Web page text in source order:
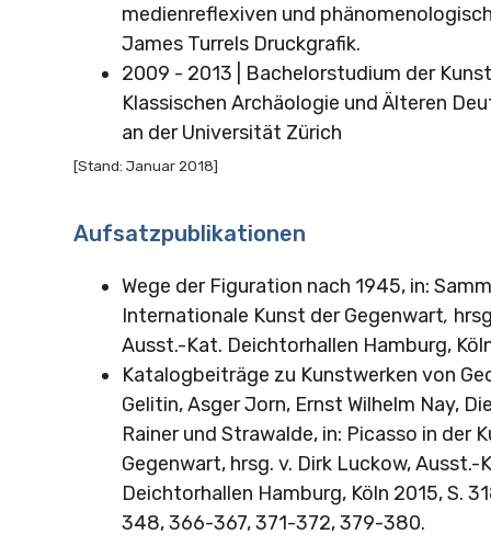
medienreflexiven und
James Turrels Druckgrafik.
2009 - 2013 | Bachelorstudium der
Klassischen Archäologie und Älteren
an der Universität Zürich
[Stand: Januar 2018]
Aufsatzpublikationen
Wege der Figuration nach 1945, in:
Internationale Kunst der Gegenwart,
Ausst.-Kat. Deichtorhallen Hamburg,
Katalogbeiträge zu Kunstwerken von
Gelitin, Asger Jorn, Ernst Wilhelm Nay,
Rainer und Strawalde, in: Picasso in der
Gegenwart, hrsg. v. Dirk Luckow, Ausst.-
Deichtorhallen Hamburg, Köln 2015, S.
348, 366-367, 371-372, 379-380.